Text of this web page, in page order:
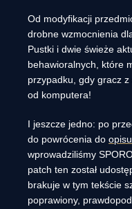
Od modyfikacji
drobne wzmocnienia
Pustki i dwie świeże
behawioralnych, które
przypadku, gdy gracz
od komputera!
I jeszcze jedno: po
do powrócenia do
wprowadziliśmy
patch ten został
brakuje w tym tekście
poprawiony,